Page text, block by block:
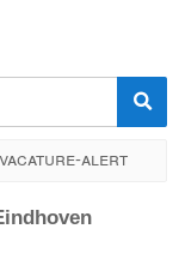
Vacature-alert
Uitzendbureau